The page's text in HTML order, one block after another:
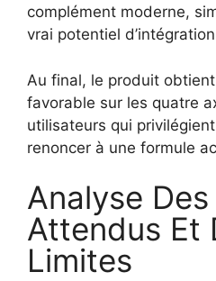
complément moderne,
vrai potentiel
Au final, le produit
favorable sur les quatre
utilisateurs qui
renoncer à une formule
Analyse
Attendus Et
Limites